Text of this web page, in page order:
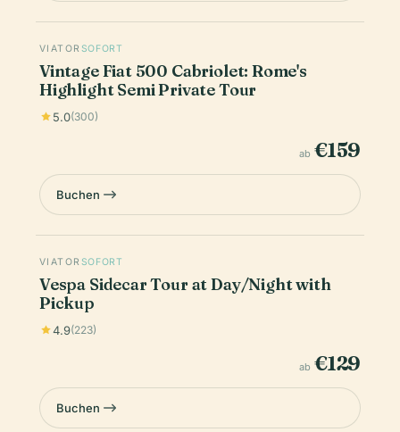
VIATOR SOFORT
Vintage Fiat 500 Cabriolet: Rome's
Highlight Semi Private Tour
5.0(300)
ab €159
Buchen
VIATOR SOFORT
Vespa Sidecar Tour at Day/Night with
Pickup
4.9(223)
ab €129
Buchen